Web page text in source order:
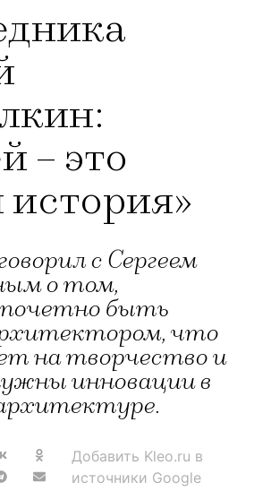
– это
с Сергеем
о том,
почетно быть
что
на творчество и
инновации в
Добавить Kleo.ru в
источники Google